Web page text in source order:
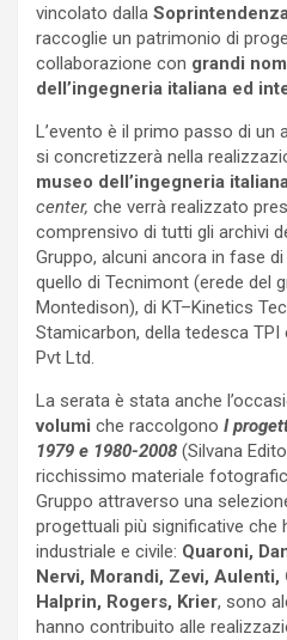
vincolato dalla
raccoglie un patrimonio di
collaborazione con grandi
dell’ingegneria italiana ed
L’evento è il primo passo di
si concretizzerà nella
museo dell’ingegneria
center, che verrà realizzato
comprensivo di tutti gli archivi
Gruppo, alcuni ancora in fase
quello di Tecnimont (erede del
Montedison), di KT–Kinetics
Stamicarbon, della tedesca TPI
Pvt Ltd.
La serata è stata anche
volumi che raccolgono I
1979 e 1980-2008 (Silvana
ricchissimo materiale
Gruppo attraverso una
progettuali più significative che
industriale e civile: Quaroni,
Nervi, Morandi, Zevi, Aulenti,
Halprin, Rogers, Krier, sono
hanno contribuito alle